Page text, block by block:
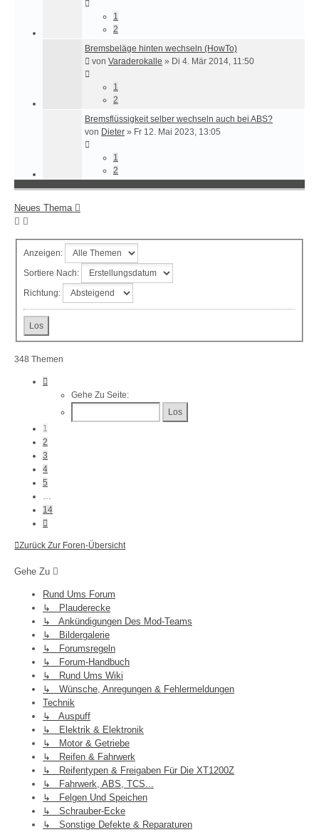
1
2
Bremsbeläge hinten wechseln (HowTo)
von Varaderokalle » Di 4. Mär 2014, 11:50
1
2
Bremsflüssigkeit selber wechseln auch bei ABS?
von Dieter » Fr 12. Mai 2023, 13:05
1
2
Neues Thema
Anzeigen:
Sortiere Nach:
Richtung:
348 Themen
Gehe Zu Seite:
1
2
3
4
5
…
14
Zurück Zur Foren-Übersicht
Gehe Zu
Rund Ums Forum
↳ Plauderecke
↳ Ankündigungen Des Mod-Teams
↳ Bildergalerie
↳ Forumsregeln
↳ Forum-Handbuch
↳ Rund Ums Wiki
↳ Wünsche, Anregungen & Fehlermeldungen
Technik
↳ Auspuff
↳ Elektrik & Elektronik
↳ Motor & Getriebe
↳ Reifen & Fahrwerk
↳ Reifentypen & Freigaben Für Die XT1200Z
↳ Fahrwerk, ABS, TCS...
↳ Felgen Und Speichen
↳ Schrauber-Ecke
↳ Sonstige Defekte & Reparaturen